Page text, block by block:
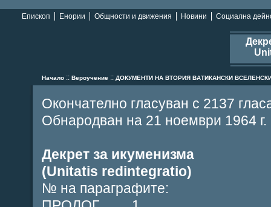
Епископ Енории Общности и движения Новини Социална
Начало :: Вероучение :: ДОКУМЕНТИ НА ВТОРИЯ ВАТИКАНСКИ
Окончателно гласуван с 2137
Обнародван на 21 ноември 1964 г.
Декрет за икуменизма
(Unitatis redintegratio)
№ на параграфите: